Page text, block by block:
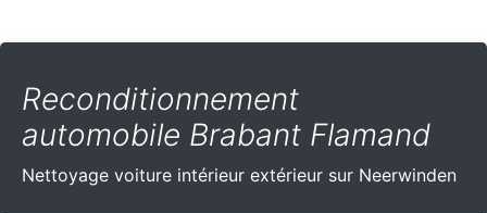
Reconditionnement
automobile Brabant Flamand
Nettoyage voiture intérieur extérieur sur Neerwinden